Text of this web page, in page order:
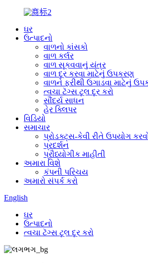
ઘર
ઉત્પાદનો
વાળનો કાંસકો
વાળ કર્લર
વાળ સૂકવવાનું યંત્ર
વાળ દૂર કરવા માટેનું ઉપકરણ
વાળને ફરીથી ઉગાડવા માટેનું
ત્વચા ટૅગ્સ ટૂલ દૂર કરો
સૌંદર્ય સાધન
હેર ક્લિપર
વિડિયો
સમાચાર
પ્રોડક્ટ્સ-કેવી રીતે ઉપયોગ
પ્રદર્શન
પ્રૌધ્યોગીક માહીતી
અમારા વિશે
કંપની પરિચય
અમારો સંપર્ક કરો
English
ઘર
ઉત્પાદનો
ત્વચા ટૅગ્સ ટૂલ દૂર કરો